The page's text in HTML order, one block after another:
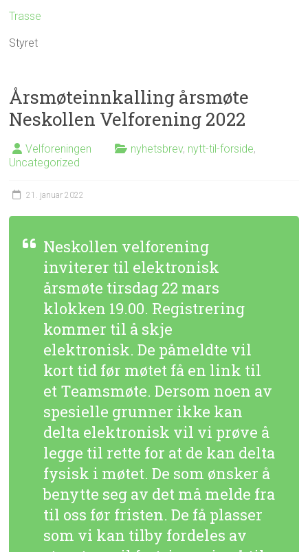
Trasse
Styret
Årsmøteinnkalling årsmøte
Neskollen Velforening 2022
Velforeningen nyhetsbrev, nytt-til-forside,
Uncategorized
21. januar 2022
Neskollen velforening
inviterer til elektronisk
årsmøte tirsdag 22 mars
klokken 19.00. Registrering
kommer til å skje
elektronisk. De påmeldte vil
kort tid før møtet få en link til
et Teamsmøte. Dersom noen av
spesielle grunner ikke kan
delta elektronisk vil vi prøve å
legge til rette for at de kan delta
fysisk i møtet. De som ønsker å
benytte seg av det må melde fra
til oss før fristen. De få plasser
som vi kan tilby fordeles av